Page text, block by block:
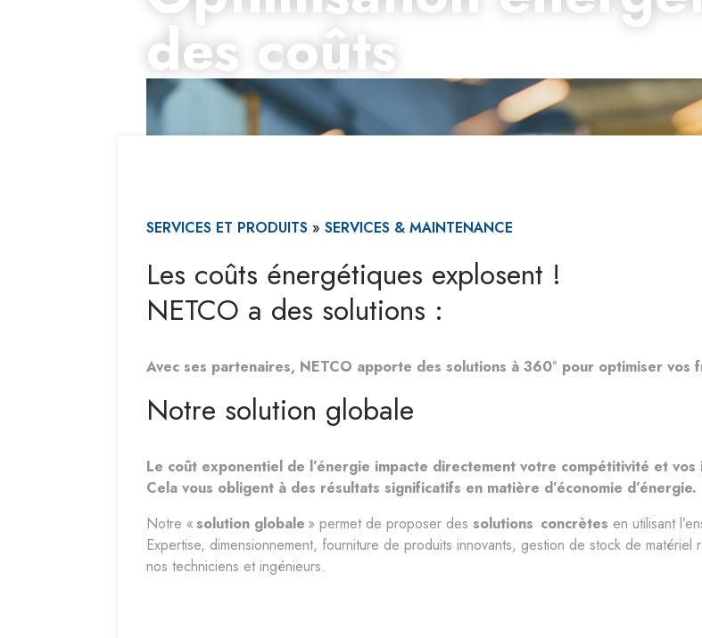
des coûts
SERVICES ET PRODUITS » SERVICES & MAINTENANCE
Les coûts énergétiques explosent !
NETCO a des solutions :
Avec ses partenaires, NETCO apporte des solutions à 360° pour optimiser vos
​Notre solution globale
Le coût exponentiel de l’énergie impacte directement votre compétitivité et
Cela vous obligent à des résultats significatifs en matière d’économie d’énergie.
Notre «solution globale » permet de proposer des solutions concrètes en utilisant
Expertise, dimensionnement, fourniture de produits innovants, gestion de stock de
nos techniciens et ingénieurs.